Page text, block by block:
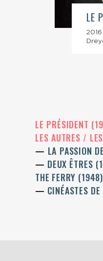
LE
2016
LE PRÉSIDENT
LES AUTRES /
LA PASSION
DEUX ÊTRES
THE FERRY (1948)
CINÉASTES